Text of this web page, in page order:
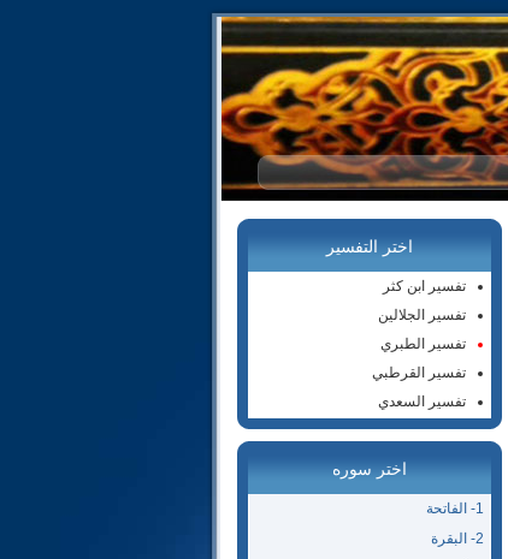
اختر التفسير
تفسير ابن كثر
تفسير الجلالين
تفسير الطبري
تفسير القرطبي
تفسير السعدي
اختر سوره
1- الفاتحة
2- البقرة